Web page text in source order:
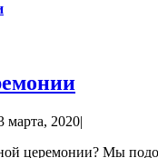
марта, 2020|
церемонии? Мы